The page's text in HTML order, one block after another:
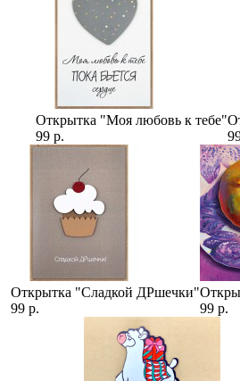
Открытка "Моя любовь к тебе"
99 р.
Открытка "Сладкой ДРшечки"
99 р.
99 р.